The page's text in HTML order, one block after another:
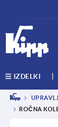
IZDELKI
ROČNA